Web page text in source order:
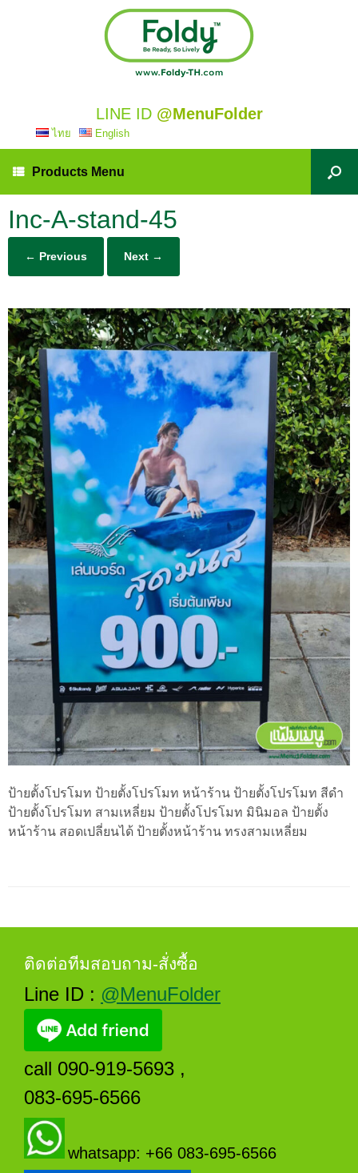
LINE ID @MenuFolder
ไทย English
Products Menu
Inc-A-stand-45
← Previous Next →
ป้ายตั้งโปรโมท ป้ายตั้งโปรโมท หน้าร้าน ป้ายตั้งโปรโมท สีดำ
ป้ายตั้งโปรโมท สามเหลี่ยม ป้ายตั้งโปรโมท มินิมอล ป้ายตั้ง
หน้าร้าน สอดเปลี่ยนได้ ป้ายตั้งหน้าร้าน ทรงสามเหลี่ยม
ติดต่อทีมสอบถาม-สั่งซื้อ
Line ID : @MenuFolder
call 090-919-5693 ,
083-695-6566
whatsapp: +66 083-695-6566